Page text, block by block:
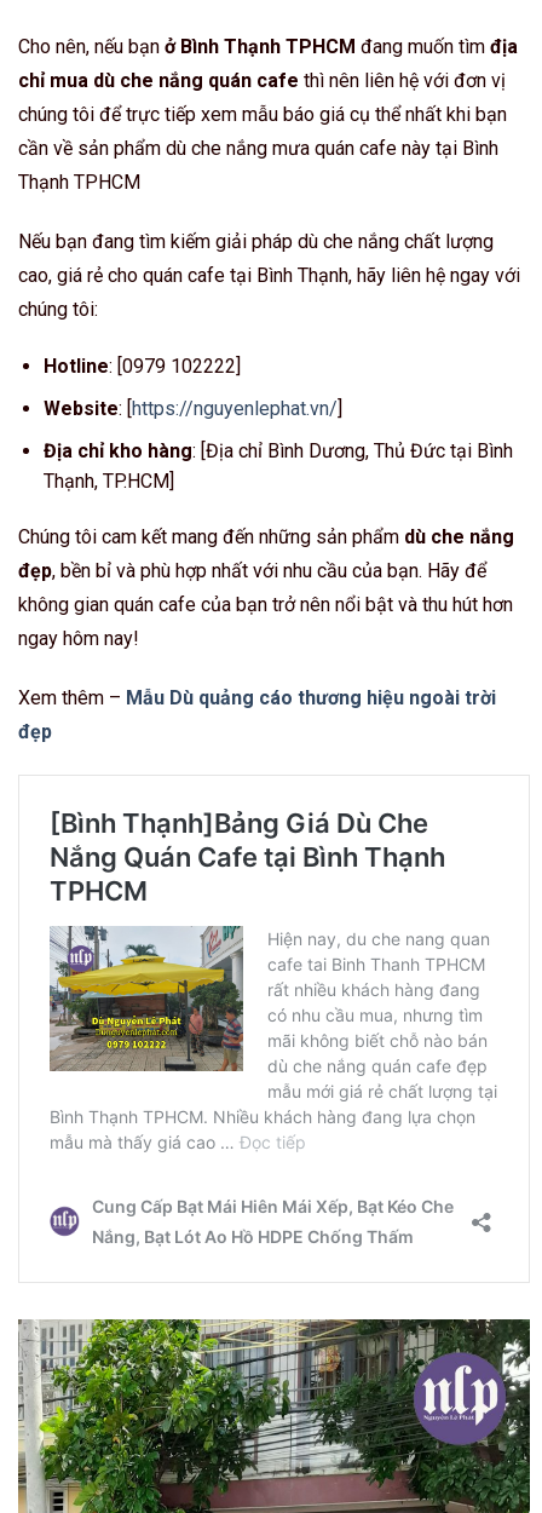
Cho nên, nếu bạn ở Bình Thạnh TPHCM đang muốn tìm địa
chỉ mua dù che nắng quán cafe thì nên liên hệ với đơn vị
chúng tôi để trực tiếp xem mẫu báo giá cụ thể nhất khi bạn
cần về sản phẩm dù che nắng mưa quán cafe này tại Bình
Thạnh TPHCM
Nếu bạn đang tìm kiếm giải pháp dù che nắng chất lượng
cao, giá rẻ cho quán cafe tại Bình Thạnh, hãy liên hệ ngay với
chúng tôi:
Hotline: [0979 102222]
Website: [https://nguyenlephat.vn/]
Địa chỉ kho hàng: [Địa chỉ Bình Dương, Thủ Đức tại Bình
Thạnh, TP.HCM]
Chúng tôi cam kết mang đến những sản phẩm dù che nắng
đẹp, bền bỉ và phù hợp nhất với nhu cầu của bạn. Hãy để
không gian quán cafe của bạn trở nên nổi bật và thu hút hơn
ngay hôm nay!
Xem thêm – Mẫu Dù quảng cáo thương hiệu ngoài trời
đẹp